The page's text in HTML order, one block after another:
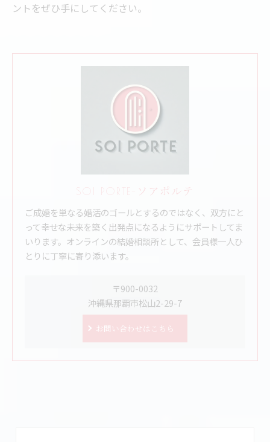
ントをぜひ手にしてください。
SOI PORTE-ソアポルテ
ご成婚を単なる婚活のゴールとするのではなく、双方にと
って幸せな未来を築く出発点になるようにサポートしてま
いります。オンラインの結婚相談所として、会員様一人ひ
とりに丁寧に寄り添います。
〒900-0032
沖縄県那覇市松山2-29-7
お問い合わせはこちら